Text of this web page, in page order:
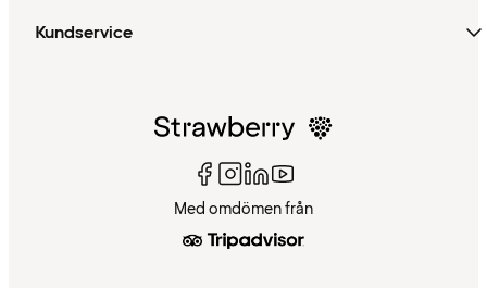
Kundservice
Med omdömen från